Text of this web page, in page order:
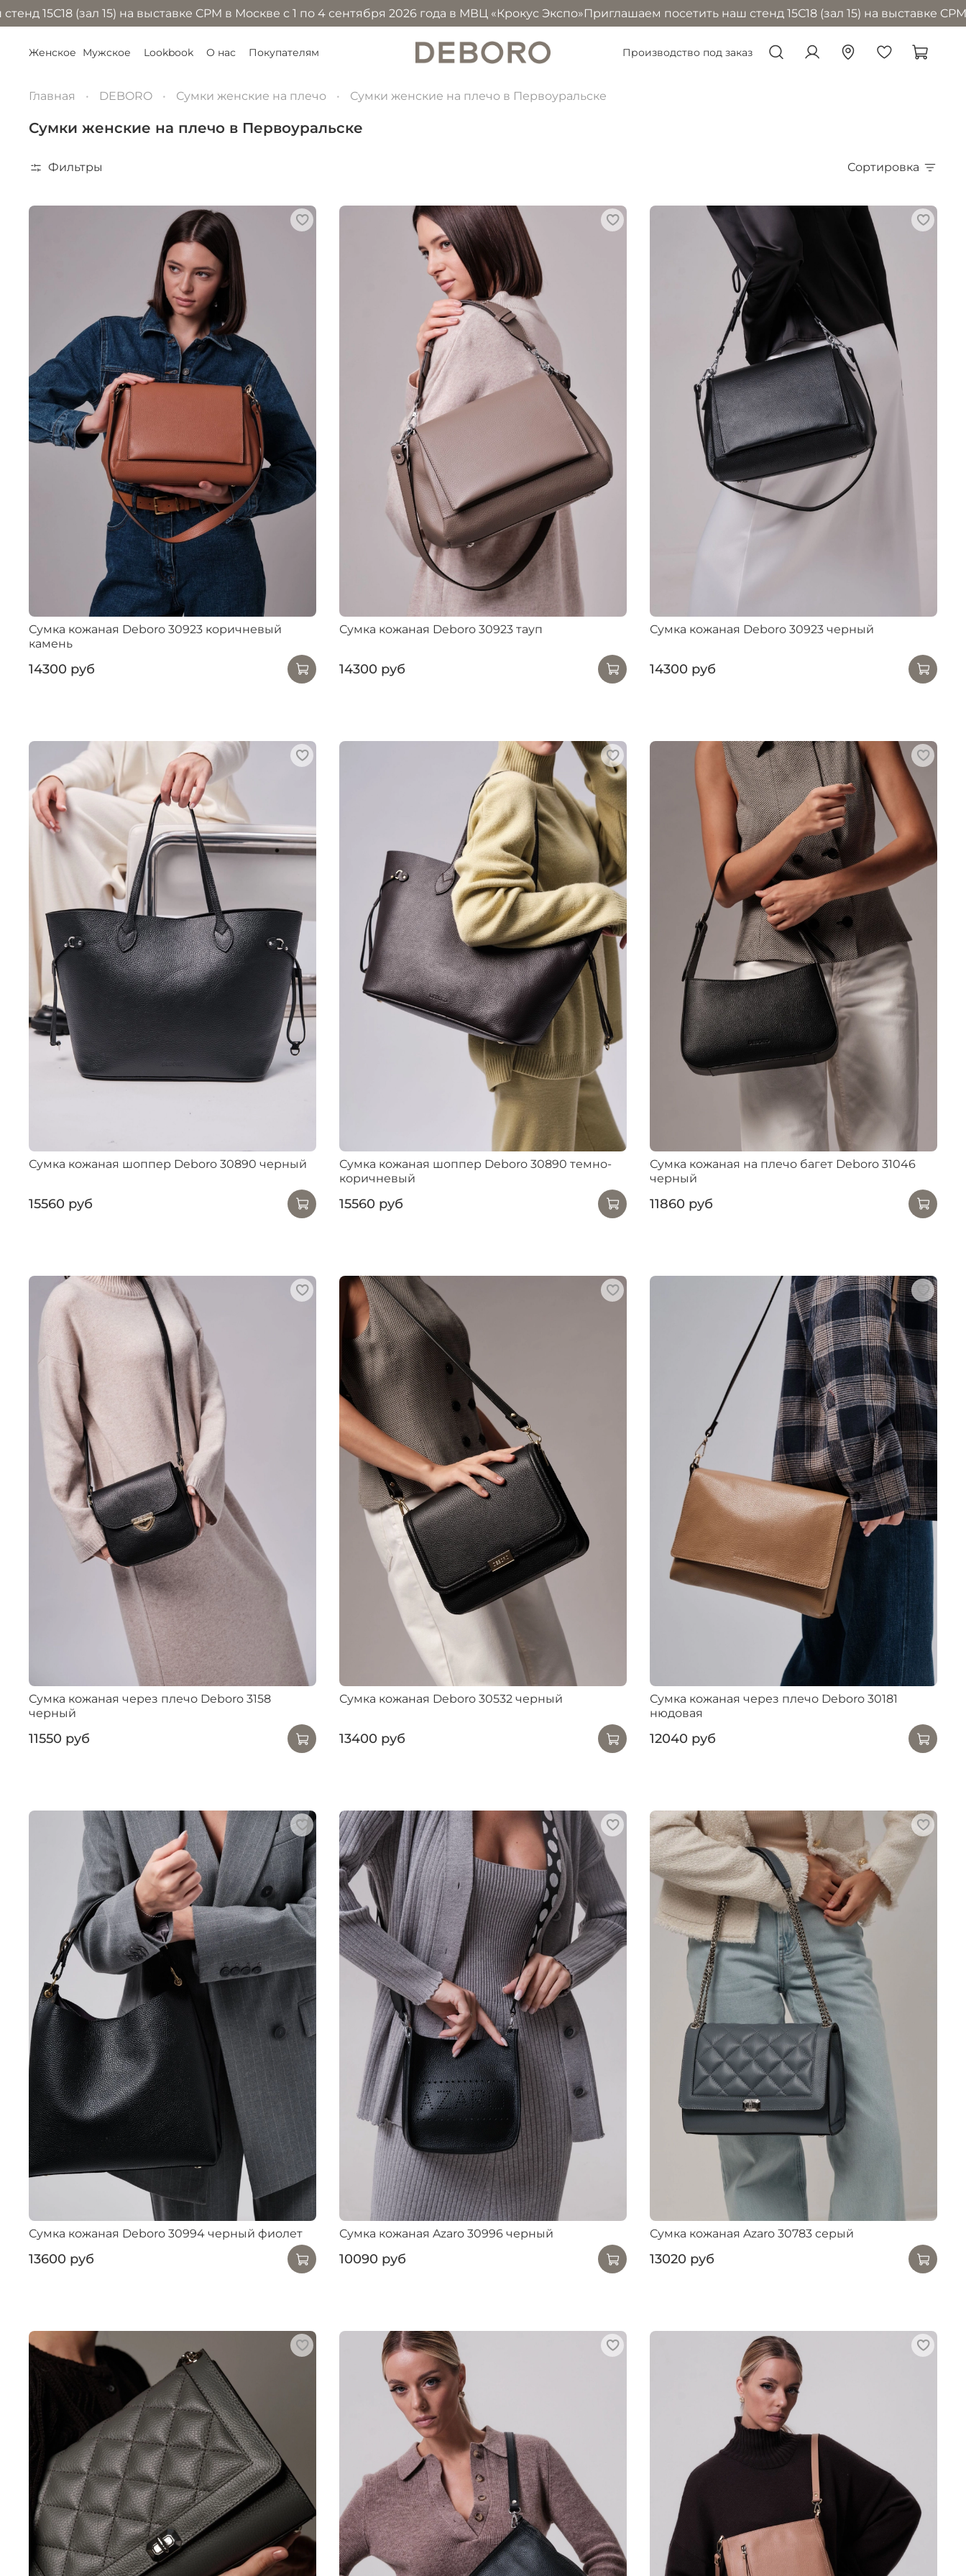
15) на выставке CPM в Москве с 1 по 4 сентября 2026 года в МВЦ «Крокус Экспо»Приглашаем посетить наш стенд 15С18 (зал 15) на выставке CPM в
Производство под заказ
Женское Мужское Lookbook О нас Покупателям
Главная DEBORO Сумки женские на плечо Сумки женские на плечо в Первоуральске
Сумки женские на плечо в Первоуральске
Фильтры Сортировка
Сумка кожаная Deboro 30923 коричневый
камень
14300 руб
Сумка кожаная Deboro 30923 тауп
14300 руб
Сумка кожаная Deboro 30923 черный
14300 руб
Сумка кожаная шоппер Deboro 30890 черный
15560 руб
Сумка кожаная шоппер Deboro 30890 темно-
коричневый
15560 руб
Сумка кожаная на плечо багет Deboro 31046
черный
11860 руб
Сумка кожаная через плечо Deboro 3158
черный
11550 руб
Сумка кожаная Deboro 30532 черный
13400 руб
Сумка кожаная через плечо Deboro 30181
нюдовая
12040 руб
Сумка кожаная Deboro 30994 черный фиолет
13600 руб
Сумка кожаная Azaro 30996 черный
10090 руб
Сумка кожаная Azaro 30783 серый
13020 руб